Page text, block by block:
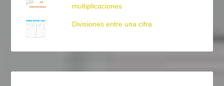
multiplicaciones
Divisiones entre una cifra